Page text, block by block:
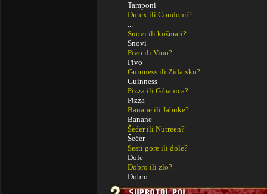
Tamponi
Durex ili Condomi?
...
Snovi ili košmari?
Snovi
Pivo ili Vino?
Pivo
Guinness ili Zidarsko?
Guinness
Pizza ili Gibanica?
Pizza
Banane ili Jabuke?
Banane
Šećer ili Nutreen?
Šećer
Sesti gore ili dole?
Dole
Dobro ili zlo?
Dobro